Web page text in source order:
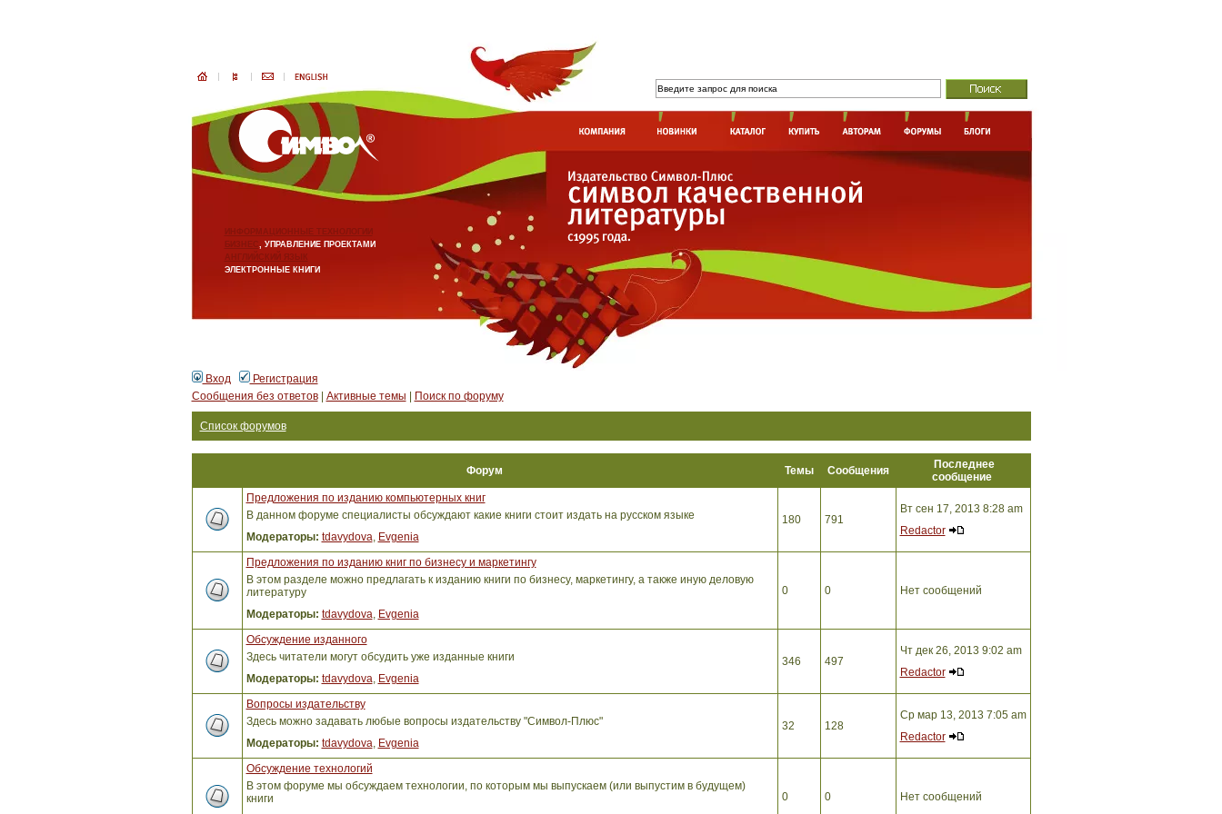
ИНФОРМАЦИОННЫЕ ТЕХНОЛОГИИ
БИЗНЕС, УПРАВЛЕНИЕ ПРОЕКТАМИ
АНГЛИЙСКИЙ ЯЗЫК
ЭЛЕКТРОННЫЕ КНИГИ
Вход
Регистрация
Сообщения без ответов| Активные темы Поиск по форуму
Список форумов
Форум Темы Сообщения
Последнее
сообщение
Предложения по изданию компьютерных книг
В данном форуме специалисты обсуждают какие книги стоит издать на русском языке
Модераторы: tdavydova, Evgenia
180 791
Вт сен 17, 2013 8:28 am
Redactor
Предложения по изданию книг по бизнесу и маркетингу
В этом разделе можно предлагать к изданию книги по бизнесу, маркетингу, а также иную деловую
литературу
Модераторы: tdavydova, Evgenia
0 0 Нет сообщений
Обсуждение изданного
Здесь читатели могут обсудить уже изданные книги
Модераторы: tdavydova, Evgenia
346 497
Чт дек 26, 2013 9:02 am
Redactor
Вопросы издательству
Здесь можно задавать любые вопросы издательству "Символ-Плюс"
Модераторы: tdavydova, Evgenia
32 128
Ср мар 13, 2013 7:05 am
Redactor
Обсуждение технологий
В этом форуме мы обсуждаем технологии, по которым мы выпускаем (или выпустим в будущем)
книги
0 0 Нет сообщений